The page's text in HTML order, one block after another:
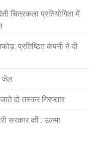
चित्रकला प्रतियोगिता में
प्रतिष्ठित कंपनी ने दी
जेल
दो तस्कर गिरफ्तार
सरकार की : उलमा